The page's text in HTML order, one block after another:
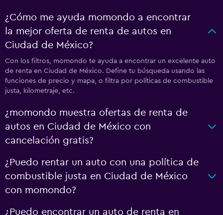
¿Cómo me ayuda momondo a encontrar
la mejor oferta de renta de autos en
Ciudad de México?
Con los filtros, momondo te ayuda a encontrar un excelente auto
de renta en Ciudad de México. Define tu búsqueda usando las
funciones de precio y mapa, o filtra por políticas de combustible
justa, kilometraje, etc.
¿momondo muestra ofertas de renta de
autos en Ciudad de México con
cancelación gratis?
¿Puedo rentar un auto con una política de
combustible justa en Ciudad de México
con momondo?
¿Puedo encontrar un auto de renta en